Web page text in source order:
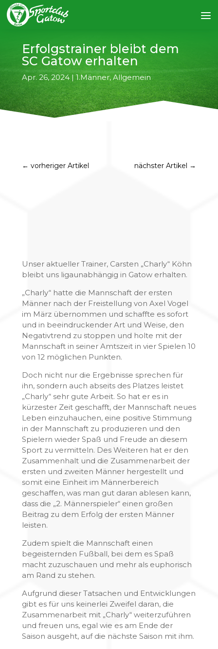
Erfolgstrainer bleibt dem
SC Gatow erhalten
Apr. 26, 2024|1.Männer, Allgemein
← vorheriger Artikel nächster Artikel →
Unser aktueller Trainer, Carsten „Charly“ Köhn
bleibt uns ligaunabhängig in Gatow erhalten.
„Charly“ hatte die Mannschaft der ersten
Männer nach der Freistellung von Axel Vogel
im März übernommen und schaffte es sofort
und in beeindruckender Art und Weise, den
Negativtrend zu stoppen und holte mit der
Mannschaft in seiner Amtszeit in vier Spielen 10
von 12 möglichen Punkten.
Doch nicht nur die Ergebnisse sprechen für
ihn, sondern auch abseits des Platzes leistet
„Charly“ sehr gute Arbeit. So hat er es in
kürzester Zeit geschafft, der Mannschaft neues
Leben einzuhauchen, eine positive Stimmung
in der Mannschaft zu produzieren und den
Spielern wieder Spaß und Freude an diesem
Sport zu vermitteln. Des Weiteren hat er den
Zusammenhalt und die Zusammenarbeit der
ersten und zweiten Männer hergestellt und
somit eine Einheit im Männerbereich
geschaffen, was man gut daran ablesen kann,
dass die „2. Männerspieler“ einen großen
Beitrag zu dem Erfolg der ersten Männer
leisten.
Zudem spielt die Mannschaft einen
begeisternden Fußball, bei dem es Spaß
macht zuzuschauen und mehr als euphorisch
am Rand zu stehen.
Aufgrund dieser Tatsachen und Entwicklungen
gibt es für uns keinerlei Zweifel daran, die
Zusammenarbeit mit „Charly“ weiterzuführen
und freuen uns, egal wie es am Ende der
Saison ausgeht, auf die nächste Saison mit ihm.